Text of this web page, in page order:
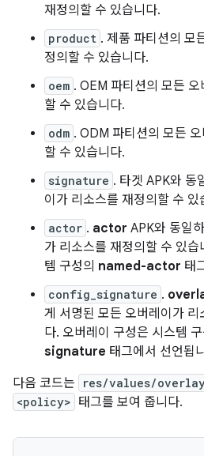
재정의할 수 있습니다.
product . 제품 파티션의 모
정의할 수 있습니다.
oem . OEM 파티션의 모든
할 수 있습니다.
odm . ODM 파티션의 모든
할 수 있습니다.
signature . 타겟 APK와 동
이가 리소스를 재정의할 수 있
actor . actor APK와 동일
가 리소스를 재정의할 수 있
템 구성의 named-actor 태
config_signature .
게 서명된 모든 오버레이가 리
다. 오버레이 구성은 시스템 구
signature 태그에서 선언됩
다음 코드는
res/values/
<policy> 태그를 보여 줍니다.